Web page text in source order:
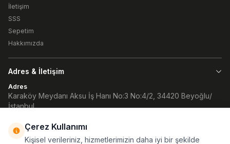
İletişim
SSS
Sepetim
Hakkımızda
Adres & İletişim
Adres
Karaköy Meydanı Aksu İş Hanı No:3 No:4/2, 34420 Beyoğlu/
İstanbul
90 (212) 252 32 82
E-Posta
Çerez Kullanımı
Kişisel verileriniz, hizmetlerimizin daha iyi bir şekilde